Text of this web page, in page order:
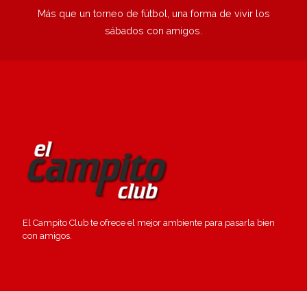
Más que un torneo de fútbol, una forma de vivir los
sábados con amigos.
El Campito Club te ofrece el mejor ambiente para pasarla bien
con amigos.